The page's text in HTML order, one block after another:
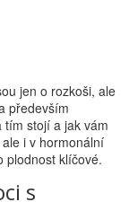
jen o rozkoši, ale
především
tím stojí a jak vám
i v hormonální
plodnost klíčové.
s